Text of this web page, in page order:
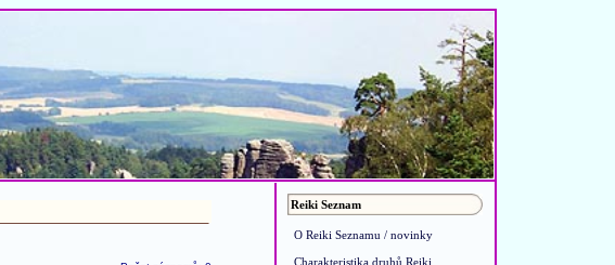
Reiki Seznam
O Reiki Seznamu / novinky
Charakteristika druhů Reiki